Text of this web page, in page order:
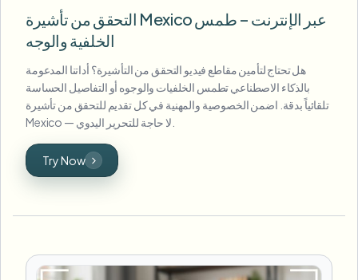
التحقق من تأشيرة Mexico عبر الإنترنت – طمس
الخلفية والوجه
هل تحتاج لتأمين مقاطع فيديو التحقق من التأشيرة؟ أداتنا المدعومة
بالذكاء الاصطناعي تطمس الخلفيات والوجوه أو التفاصيل الحساسة
تلقائياً بدقة. اضمن الخصوصية والمهنية في كل تقديم للتحقق من تأشيرة
Try Now